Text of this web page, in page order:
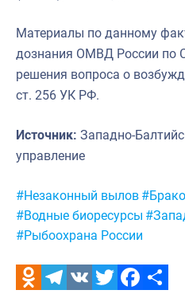
Материалы по данному
дознания ОМВД России по
решения вопроса о
ст. 256 УК РФ.
Источник: Западно-
управление
Метки:
#Незаконный вылов
#Водные биоресурсы
#Рыбоохрана России